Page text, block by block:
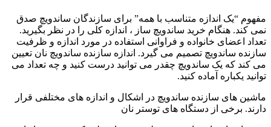
مفهوم “یک اندازه متناسب با همه” برای سازندگان ساندویچ صدق
نمی کند. هنگام خرید ساندویچ ساز ، اندازه کلی را در نظر بگیرید.
تعداد اعضای خانواده و فراوانی استفاده در مورد اندازه و ظرفیت
سازنده ساندویچ تصمیم می گیرد. اندازه سازنده ساندویچ نان تعیین
می کند که یک ساندویچ چقدر می توانید درست کنید و چه تعداد می
توانید یکباره آماده کنید.
ماشین های سازنده ساندویچ در اشکال و اندازه های مختلفی قرار
دارند. برخی از دستگاه های توستر نان